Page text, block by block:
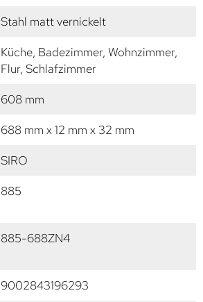
Stahl matt vernickelt
Küche, Badezimmer, Wohnzimmer,
Flur, Schlafzimmer
608 mm
688 mm x 12 mm x 32 mm
SIRO
885
885-688ZN4
9002843196293